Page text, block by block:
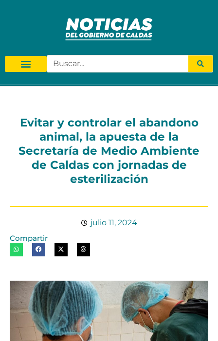
Evitar y controlar el abandono
animal, la apuesta de la
Secretaría de Medio Ambiente
de Caldas con jornadas de
esterilización
julio 11, 2024
Compartir